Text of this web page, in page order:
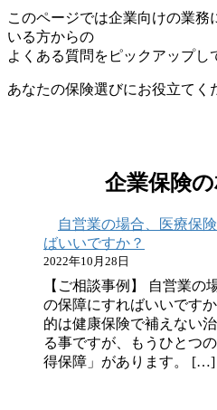
このページでは企業向けの業務
いる方からの
よくある質問をピックアップし
あなたの保険選びにお役立てく
企業保険
自営業の場合、医療保
ばいいですか？
2022年10月28日
【ご相談事例】 自営業の
の保障にすればいいです
的は健康保険で補えない
る事ですが、もうひとつ
得保障」があります。 […]